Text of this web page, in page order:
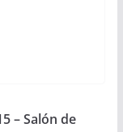
– Salón de